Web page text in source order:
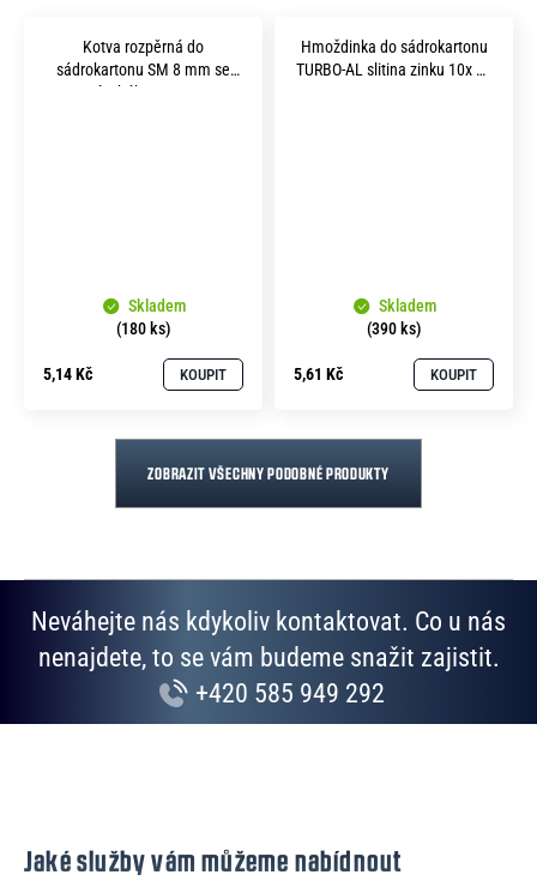
Kotva rozpěrná do
sádrokartonu SM 8 mm se
Skladem
(180 ks)
5,14 Kč KOUPIT
Hmoždinka do sádrokartonu
TURBO-AL slitina zinku 10x 35
Skladem
(390 ks)
5,61 Kč KOUPIT
ZOBRAZIT VŠECHNY PODOBNÉ PRODUKTY
Neváhejte nás kdykoliv kontaktovat. Co u nás
nenajdete, to se vám budeme snažit zajistit.
+420 585 949 292
Jaké služby vám můžeme nabídnout